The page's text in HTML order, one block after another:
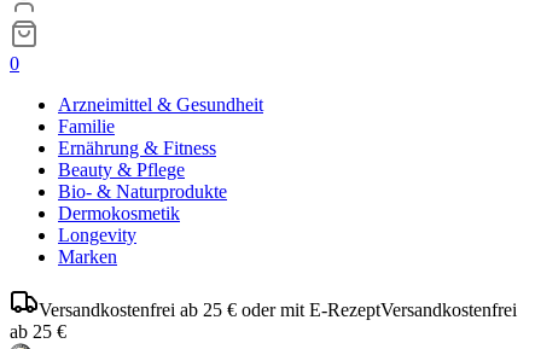
0
Arzneimittel & Gesundheit
Familie
Ernährung & Fitness
Beauty & Pflege
Bio- & Naturprodukte
Dermokosmetik
Longevity
Marken
Versandkostenfrei ab 25 € oder mit E-RezeptVersandkostenfrei
ab 25 €